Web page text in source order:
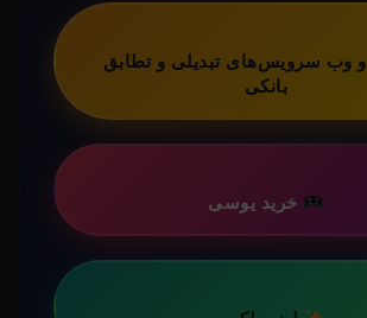
API و وب سرویس‌های تبدیلی و تطابق
بانکی
خرید یوسی